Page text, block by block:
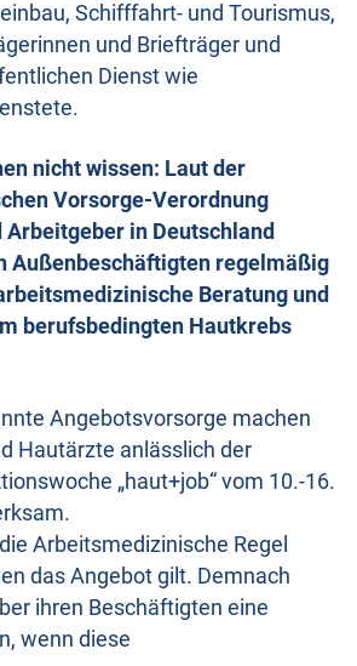
Schifffahrt- und Tourismus,
und Briefträger und
Dienst wie
nicht wissen: Laut der
Vorsorge-Verordnung
in Deutschland
Außenbeschäftigten regelmäßig
Beratung und
berufsbedingten Hautkrebs
Angebotsvorsorge machen
Hautärzte anlässlich der
„haut+job“ vom 10.-16.
Arbeitsmedizinische Regel
das Angebot gilt. Demnach
ihren Beschäftigten eine
wenn diese